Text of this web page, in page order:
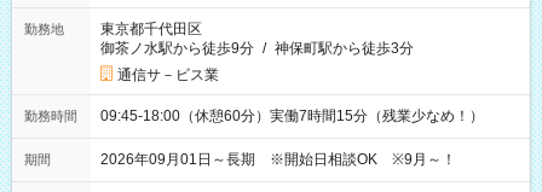
勤務地
東京都千代田区
御茶ノ水駅から徒歩9分 / 神保町駅から徒歩3分
通信サ－ビス業
勤務時間 09:45-18:00（休憩60分）実働7時間15分（残業少なめ！）
期間 2026年09月01日～長期 ※開始日相談OK ※9月～！